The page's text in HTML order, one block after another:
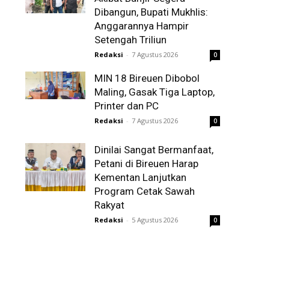
Dibangun, Bupati Mukhlis:
Anggarannya Hampir
Setengah Triliun
Redaksi - 7 Agustus 2026 0
MIN 18 Bireuen Dibobol
Maling, Gasak Tiga Laptop,
Printer dan PC
Redaksi - 7 Agustus 2026 0
Dinilai Sangat Bermanfaat,
Petani di Bireuen Harap
Kementan Lanjutkan
Program Cetak Sawah
Rakyat
Redaksi - 5 Agustus 2026 0